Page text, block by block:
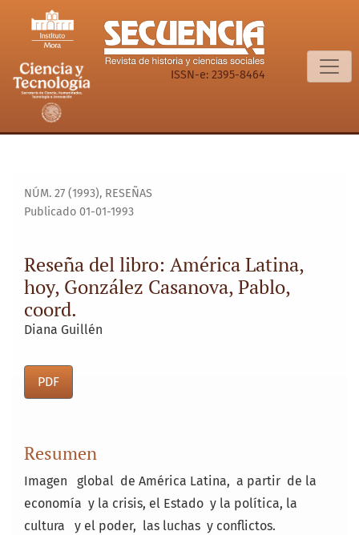
Reseña del libro: América Latina, hoy, González Casanova,
ISSN-e: 2395-8464
NÚM. 27 (1993), RESEÑAS
Reseña del libro: América Latina,
hoy, González Casanova, Pablo,
coord.
Publicado 01-01-1993
Diana Guillén
PDF
Resumen
Imagen global de América Latina, a partir de la
economía y la crisis, el Estado y la política, la
cultura y el poder, las luchas y conflictos.